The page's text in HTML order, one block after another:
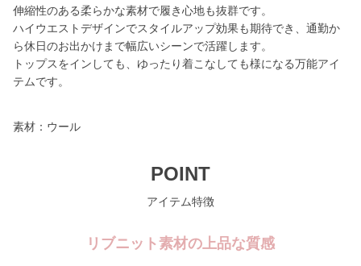
伸縮性のある柔らかな素材で履き心地も抜群です。
ハイウエストデザインでスタイルアップ効果も期待でき、通勤か
ら休日のお出かけまで幅広いシーンで活躍します。
トップスをインしても、ゆったり着こなしても様になる万能アイ
テムです。
素材：ウール
POINT
アイテム特徴
リブニット素材の上品な質感